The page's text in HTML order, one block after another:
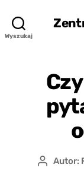
Wyszukaj
AutorAutor: